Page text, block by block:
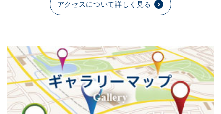
アクセスについて詳しく見る